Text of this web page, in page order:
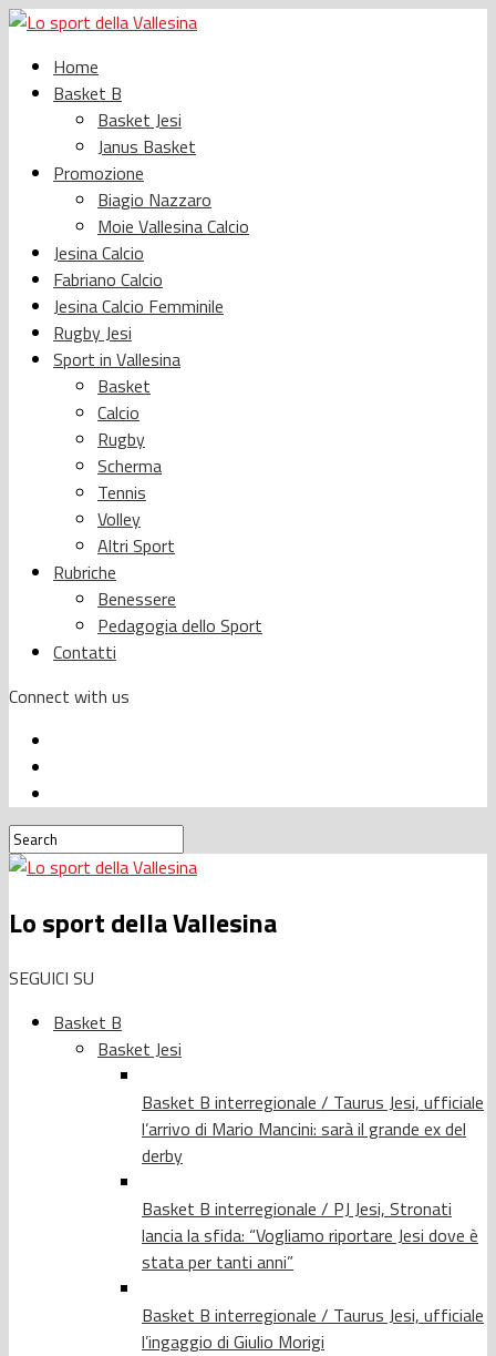
Home
Basket B
Basket Jesi
Janus Basket
Promozione
Biagio Nazzaro
Moie Vallesina Calcio
Jesina Calcio
Fabriano Calcio
Jesina Calcio Femminile
Rugby Jesi
Sport in Vallesina
Basket
Calcio
Rugby
Scherma
Tennis
Volley
Altri Sport
Rubriche
Benessere
Pedagogia dello Sport
Contatti
Connect with us
Lo sport della Vallesina
SEGUICI SU
Basket B
Basket Jesi
Basket B interregionale / Taurus Jesi, ufficiale
l’arrivo di Mario Mancini: sarà il grande ex del
derby
Basket B interregionale / PJ Jesi, Stronati
lancia la sfida: “Vogliamo riportare Jesi dove è
stata per tanti anni”
Basket B interregionale / Taurus Jesi, ufficiale
l’ingaggio di Giulio Morigi